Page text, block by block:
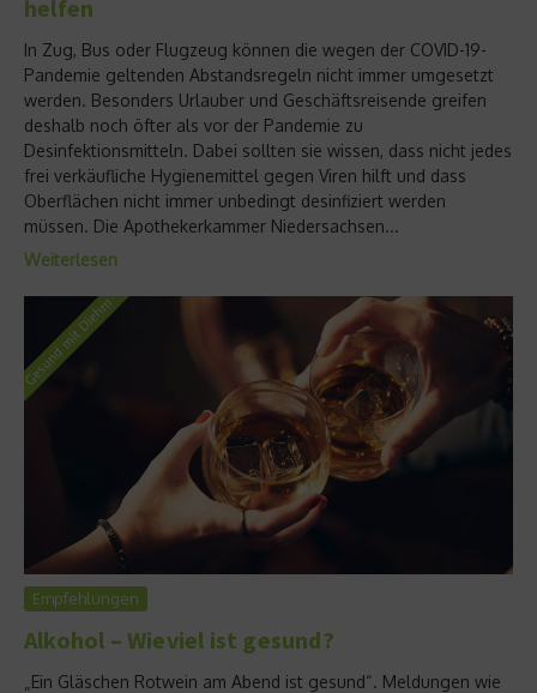
helfen
In Zug, Bus oder Flugzeug können die wegen der COVID-19-
Pandemie geltenden Abstandsregeln nicht immer umgesetzt
werden. Besonders Urlauber und Geschäftsreisende greifen
deshalb noch öfter als vor der Pandemie zu
Desinfektionsmitteln. Dabei sollten sie wissen, dass nicht jedes
frei verkäufliche Hygienemittel gegen Viren hilft und dass
Oberflächen nicht immer unbedingt desinfiziert werden
müssen. Die Apothekerkammer Niedersachsen...
Weiterlesen
Empfehlungen
Alkohol – Wieviel ist gesund?
„Ein Gläschen Rotwein am Abend ist gesund“. Meldungen wie